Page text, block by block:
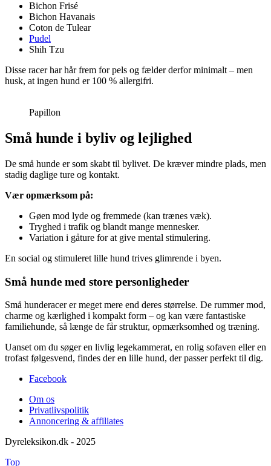
Bichon Frisé
Bichon Havanais
Coton de Tulear
Pudel
Shih Tzu
Disse racer har hår frem for pels og fælder derfor minimalt – men
husk, at ingen hund er 100 % allergifri.
Papillon
Små hunde i byliv og lejlighed
De små hunde er som skabt til bylivet. De kræver mindre plads, men
stadig daglige ture og kontakt.
Vær opmærksom på:
Gøen mod lyde og fremmede (kan trænes væk).
Tryghed i trafik og blandt mange mennesker.
Variation i gåture for at give mental stimulering.
En social og stimuleret lille hund trives glimrende i byen.
Små hunde med store personligheder
Små hunderacer er meget mere end deres størrelse. De rummer mod,
charme og kærlighed i kompakt form – og kan være fantastiske
familiehunde, så længe de får struktur, opmærksomhed og træning.
Uanset om du søger en livlig legekammerat, en rolig sofaven eller en
trofast følgesvend, findes der en lille hund, der passer perfekt til dig.
Facebook
Om os
Privatlivspolitik
Annoncering & affiliates
Dyreleksikon.dk - 2025
Top